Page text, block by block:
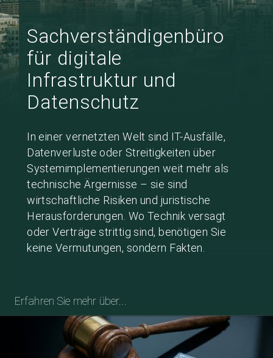
Sachverständigenbüro
für digitale
Infrastruktur und
Datenschutz
In einer vernetzten Welt sind IT-Ausfälle,
Datenverluste oder Streitigkeiten über
Systemimplementierungen weit mehr als
technische Ärgernisse – sie sind
wirtschaftliche Risiken und juristische
Herausforderungen. Wo Technik versagt
oder Verträge strittig sind, benötigen Sie
keine Vermutungen, sondern Fakten.
Erfahren Sie mehr über...